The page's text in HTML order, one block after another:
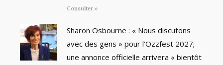
Consulter »
Sharon Osbourne : « Nous discutons
avec des gens » pour l’Ozzfest 2027;
une annonce officielle arrivera « bientôt